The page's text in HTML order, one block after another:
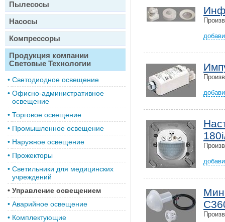
Пылесосы
Насосы
Компрессоры
Продукция компании
Световые Технологии
• Светодиодное освещение
• Офисно-административное
освещение
• Торговое освещение
• Промышленное освещение
• Наружное освещение
• Прожекторы
• Светильники для медицинских
учреждений
• Управление освещением
• Аварийное освещение
• Комплектующие